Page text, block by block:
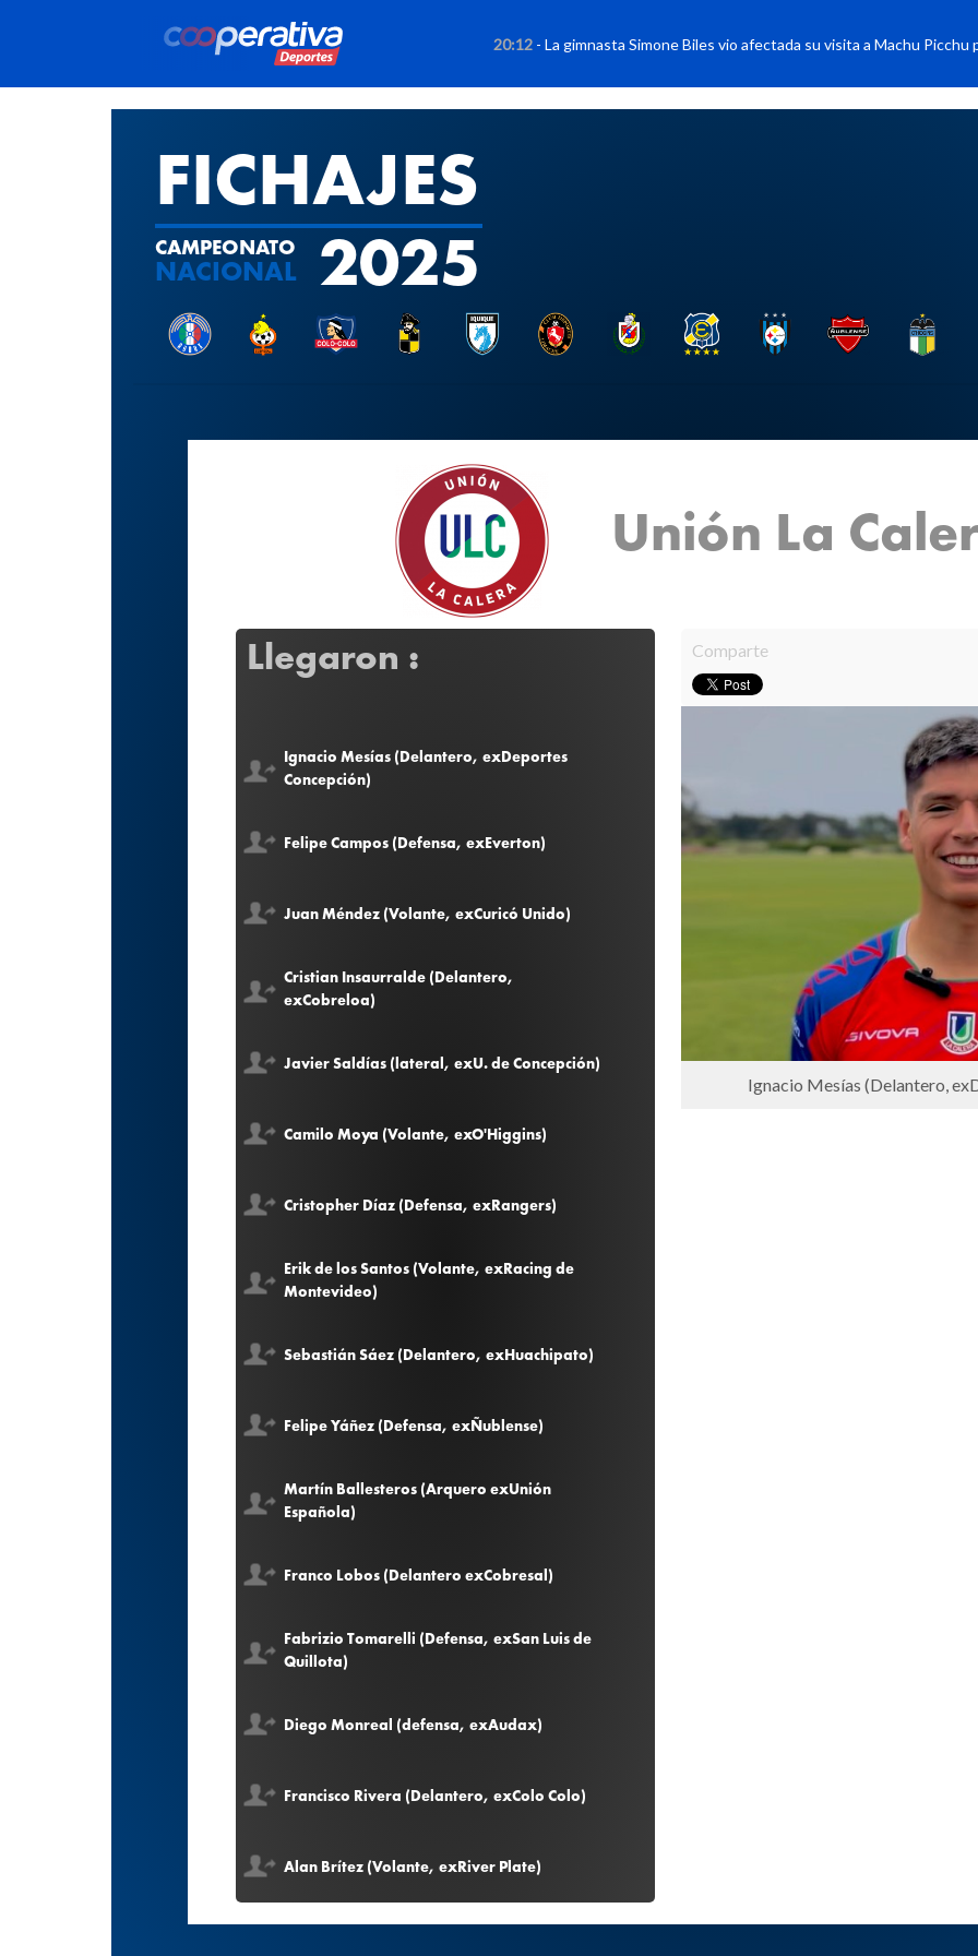
- La gimnasta Simone Biles vio afectada su visita a Machu Picchu por
FICHAJES
CAMPEONATO
NACIONAL 2025
Unión La
Llegaron :
Ignacio Mesías (Delantero, exDeportes
Concepción)
Felipe Campos (Defensa, exEverton)
Juan Méndez (Volante, exCuricó Unido)
Cristian Insaurralde (Delantero,
exCobreloa)
Javier Saldías (lateral, exU. de Concepción)
Camilo Moya (Volante, exO'Higgins)
Cristopher Díaz (Defensa, exRangers)
Erik de los Santos (Volante, exRacing de
Montevideo)
Sebastián Sáez (Delantero, exHuachipato)
Felipe Yáñez (Defensa, exÑublense)
Martín Ballesteros (Arquero exUnión
Española)
Franco Lobos (Delantero exCobresal)
Fabrizio Tomarelli (Defensa, exSan Luis de
Quillota)
Diego Monreal (defensa, exAudax)
Francisco Rivera (Delantero, exColo Colo)
Alan Brítez (Volante, exRiver Plate)
Comparte
Ignacio Mesías (Delantero,